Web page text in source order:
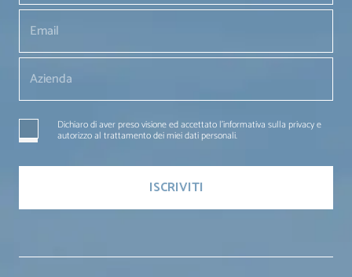
Dichiaro di aver preso visione ed accettato l'informativa sulla privacy e
autorizzo al trattamento dei miei dati personali.